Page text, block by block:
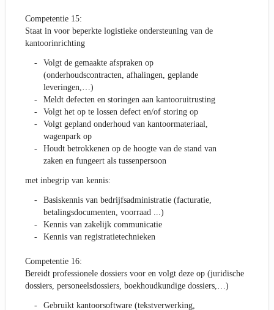
Competentie 15:
Staat in voor beperkte logistieke ondersteuning van de
kantoorinrichting
Volgt de gemaakte afspraken op
(onderhoudscontracten, afhalingen, geplande
leveringen,…)
Meldt defecten en storingen aan kantooruitrusting
Volgt het op te lossen defect en/of storing op
Volgt gepland onderhoud van kantoormateriaal,
wagenpark op
Houdt betrokkenen op de hoogte van de stand van
zaken en fungeert als tussenpersoon
met inbegrip van kennis:
Basiskennis van bedrijfsadministratie (facturatie,
betalingsdocumenten, voorraad ...)
Kennis van zakelijk communicatie
Kennis van registratietechnieken
Competentie 16:
Bereidt professionele dossiers voor en volgt deze op (juridische
dossiers, personeelsdossiers, boekhoudkundige dossiers,…)
Gebruikt kantoorsoftware (tekstverwerking,